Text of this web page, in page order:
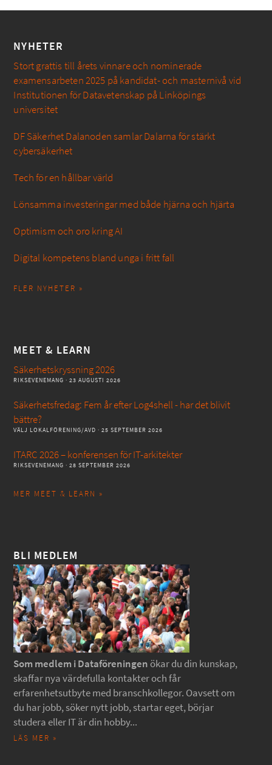
NYHETER
Stort grattis till årets vinnare och nominerade
examensarbeten 2025 på kandidat- och masternivå vid
Institutionen för Datavetenskap på Linköpings
universitet
DF Säkerhet Dalanoden samlar Dalarna för stärkt
cybersäkerhet
Tech för en hållbar värld
Lönsamma investeringar med både hjärna och hjärta
Optimism och oro kring AI
Digital kompetens bland unga i fritt fall
FLER NYHETER »
MEET & LEARN
Säkerhetskryssning 2026
RIKSEVENEMANG · 23 AUGUSTI 2026
Säkerhetsfredag: Fem år efter Log4shell - har det blivit
bättre?
VÄLJ LOKALFÖRENING/AVD · 25 SEPTEMBER 2026
ITARC 2026 – konferensen för IT-arkitekter
RIKSEVENEMANG · 28 SEPTEMBER 2026
MER MEET & LEARN »
BLI MEDLEM
Som medlem i Dataföreningen ökar du din kunskap,
skaffar nya värdefulla kontakter och får
erfarenhetsutbyte med branschkollegor. Oavsett om
du har jobb, söker nytt jobb, startar eget, börjar
studera eller IT är din hobby...
LÄS MER »